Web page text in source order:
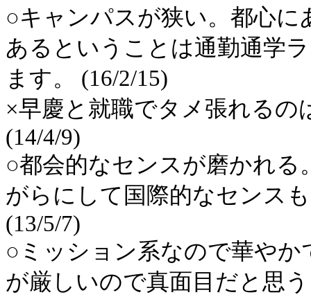
○キャンパスが狭い。都心
あるということは通勤通学
ます。 (16/2/15)
×早慶と就職でタメ張れるの
(14/4/9)
○都会的なセンスが磨かれる
がらにして国際的なセンス
(13/5/7)
○ミッション系なので華や
が厳しいので真面目だと思